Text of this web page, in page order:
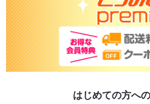
はじめての方へ